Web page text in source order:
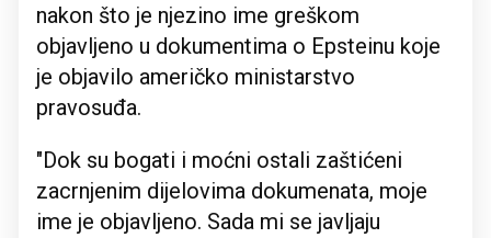
nakon što je njezino ime greškom
objavljeno u dokumentima o Epsteinu koje
je objavilo američko ministarstvo
pravosuđa.
"Dok su bogati i moćni ostali zaštićeni
zacrnjenim dijelovima dokumenata, moje
ime je objavljeno. Sada mi se javljaju